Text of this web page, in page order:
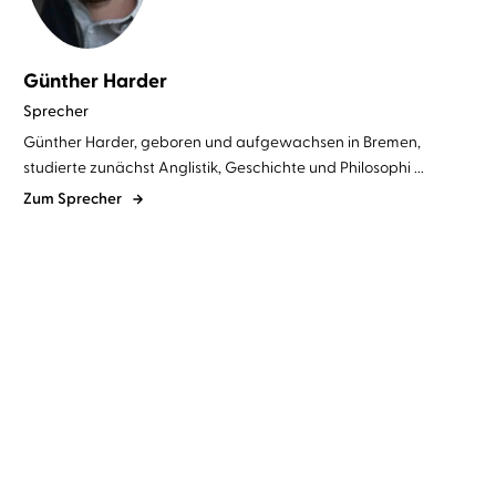
Günther Harder
Sprecher
Günther Harder, geboren und aufgewachsen in Bremen,
studierte zunächst Anglistik, Geschichte und Philosophi ...
Zum Sprecher